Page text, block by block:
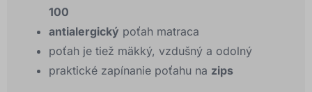
100
antialergický poťah matraca
poťah je tiež mäkký, vzdušný a odolný
praktické zapínanie poťahu na zips